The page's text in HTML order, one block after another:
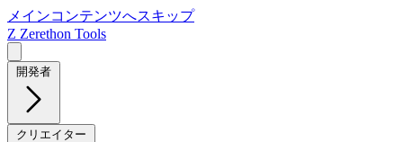
メインコンテンツへスキップ
Z Zerethon Tools
開発者
クリエイター